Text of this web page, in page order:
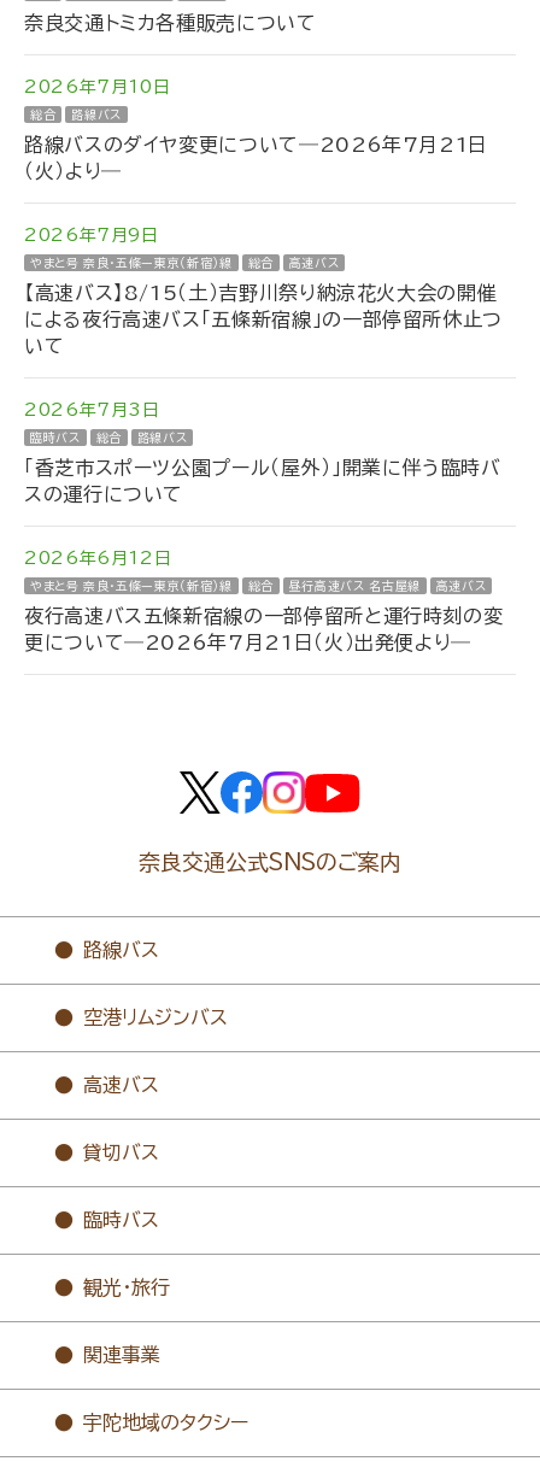
奈良交通トミカ各種販売について
2026年7月10日
総合 路線バス
路線バスのダイヤ変更について―2026年7月21日
（火）より―
2026年7月9日
やまと号 奈良・五條ー東京（新宿）線 総合 高速バス
【高速バス】8/15（土）吉野川祭り納涼花火大会の開催
による夜行高速バス「五條新宿線」の一部停留所休止つ
いて
2026年7月3日
臨時バス 総合 路線バス
「香芝市スポーツ公園プール（屋外）」開業に伴う臨時バ
スの運行について
2026年6月12日
やまと号 奈良・五條ー東京（新宿）線 総合 昼行高速バス 名古屋線 高速バス
夜行高速バス五條新宿線の一部停留所と運行時刻の変
更について―2026年7月21日（火）出発便より―
奈良交通公式SNSのご案内
路線バス
空港リムジンバス
高速バス
貸切バス
臨時バス
観光・旅行
関連事業
宇陀地域のタクシー